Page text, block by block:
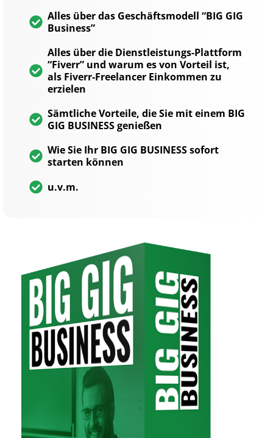
Alles über das Geschäftsmodell “BIG GIG
Business”
Alles über die Dienstleistungs-Plattform
“Fiverr” und warum es von Vorteil ist,
als Fiverr-Freelancer Einkommen zu
erzielen
Sämtliche Vorteile, die Sie mit einem BIG
GIG BUSINESS genießen
Wie Sie Ihr BIG GIG BUSINESS sofort
starten können
u.v.m.